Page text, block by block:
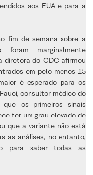
aos EUA e para a
fim de semana sobre a
foram marginalmente
diretora do CDC afirmou
em pelo menos 15
é esperado para os
consultor médico do
que os primeiros sinais
ter um grau elevado de
que a variante não está
as análises, no entanto,
para saber todas as